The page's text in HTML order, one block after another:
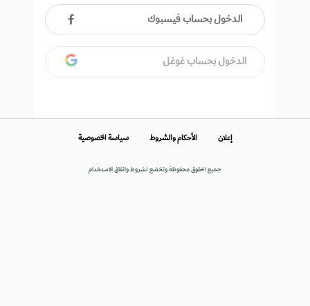
الدخول بحساب فيسبوك
الدخول بحساب غوغل
جميع الحقوق محفوظة وتخضع لشروط واتفاق الاستخدام
إعلان الأحكام والشروط سياسة الخصوصية